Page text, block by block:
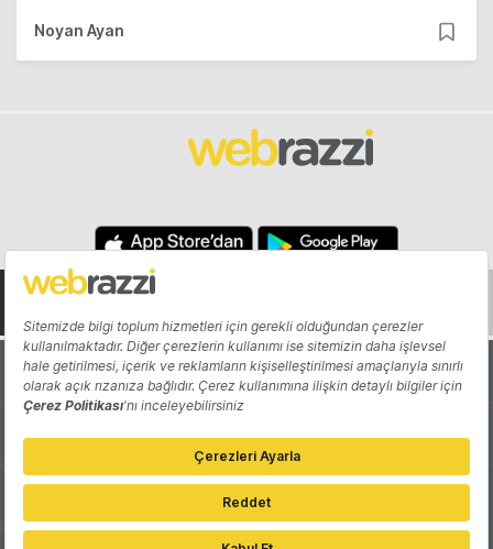
Noyan Ayan
Hakkında Yazarlar
Katkıda Bulun Reklam